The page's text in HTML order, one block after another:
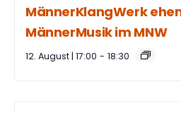
MännerKlangWerk
MännerMusik im MNW
12. August | 17:00 - 18:30